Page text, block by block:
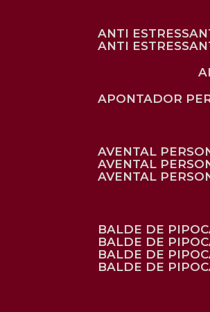
ANTI
ANTI
APONTADOR
AVENTAL
AVENTAL
AVENTAL
BALDE DE
BALDE DE
BALDE DE
BALDE DE